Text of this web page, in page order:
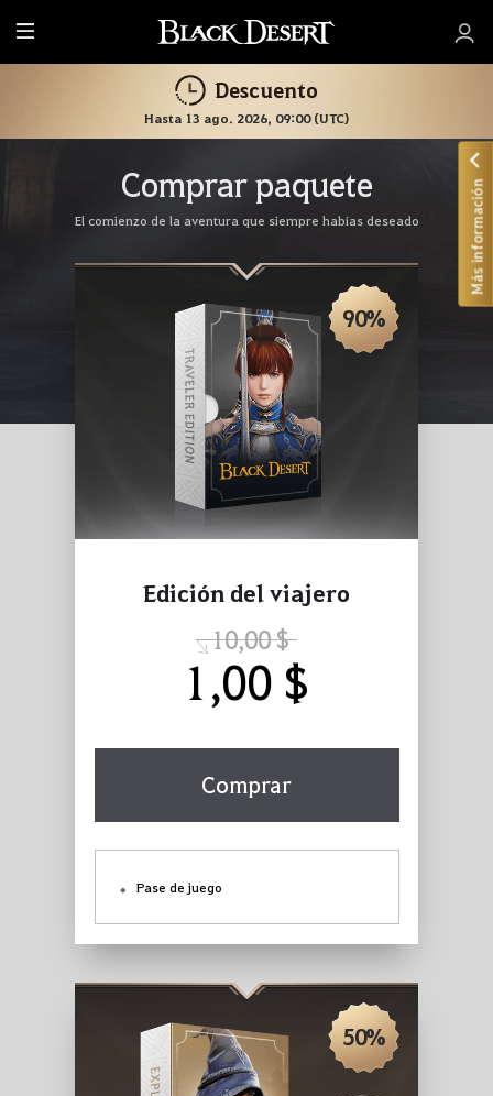
T
o
Descuento
Hasta 13 ago. 2026, 09:00 (UTC)
Comprar paquete
El comienzo de la aventura que siempre habías deseado
Edición del viajero
90%
10,00 $
1,00 $
Comprar
Pase de juego
50%
Más información